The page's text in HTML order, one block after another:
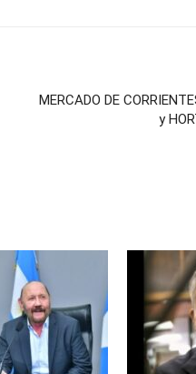
MERCADO DE
y